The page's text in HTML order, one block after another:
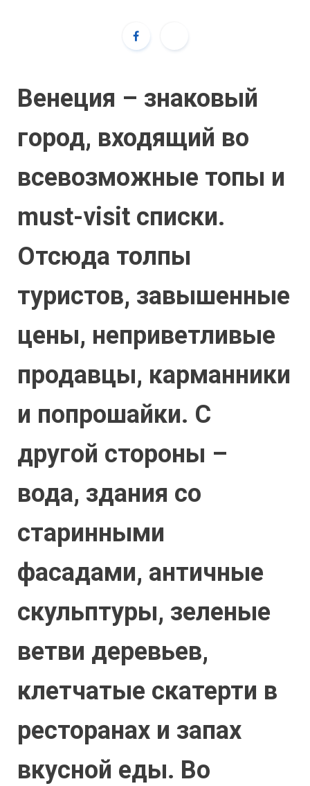
Венеция – знаковый
город, входящий во
всевозможные топы и
must-visit списки.
Отсюда толпы
туристов, завышенные
цены, неприветливые
продавцы, карманники
и попрошайки. С
другой стороны –
вода, здания со
старинными
фасадами, античные
скульптуры, зеленые
ветви деревьев,
клетчатые скатерти в
ресторанах и запах
вкусной еды. Во